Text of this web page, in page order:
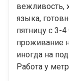
вежливость,
языка,
пятницу с 3-
проживание
иногда на
Работа у